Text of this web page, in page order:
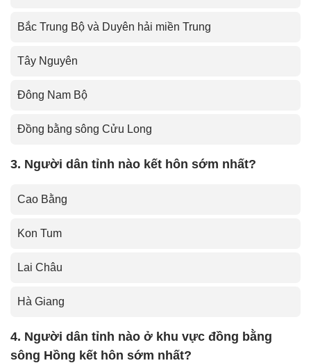
Bắc Trung Bộ và Duyên hải miền Trung
Tây Nguyên
Đông Nam Bộ
Đồng bằng sông Cửu Long
3. Người dân tỉnh nào kết hôn sớm nhất?
Cao Bằng
Kon Tum
Lai Châu
Hà Giang
4. Người dân tỉnh nào ở khu vực đồng bằng
sông Hồng kết hôn sớm nhất?